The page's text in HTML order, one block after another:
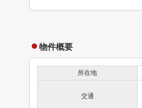
物件概要
所在地
交通